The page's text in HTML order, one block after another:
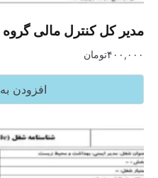
مدیر کل کنترل مالی گروه
۴۰۰,۰۰۰تومان
افزودن